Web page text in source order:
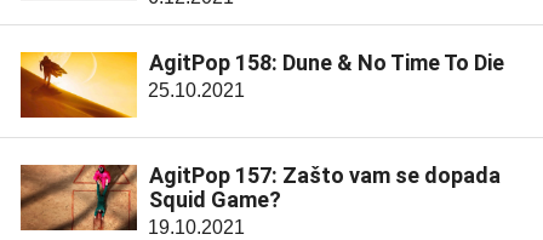
AgitPop 158: Dune & No Time To Die
25.10.2021
AgitPop 157: Zašto vam se dopada
Squid Game?
19.10.2021